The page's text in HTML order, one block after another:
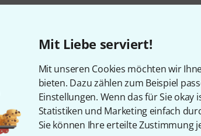
Mit Liebe serviert!
Mit unseren Cookies möchten wir
bieten. Dazu zählen zum Beispiel
Einstellungen. Wenn das für Sie
Statistiken und Marketing einfach
Sie können Ihre erteilte Zustimmung